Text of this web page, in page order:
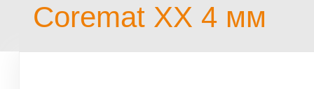
Coremat XX 4 мм